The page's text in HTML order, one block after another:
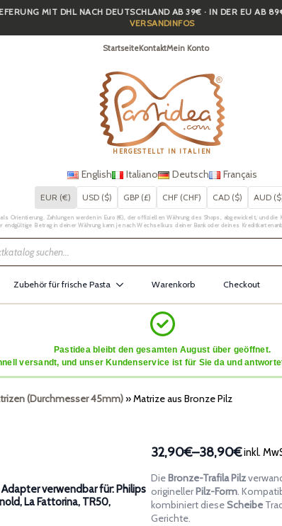
MIT DHL NACH DEUTSCHLAND AB 39€ · IN DER EU AB
VERSANDINFOS
StartseiteKontaktMein Konto
HERGESTELLT IN ITALIEN
English Italiano Deutsch Français
EUR (€) USD ($) GBP (£) CHF (CHF) CAD ($) AUD
Orientierung. Zahlungen werden in Euro (€), der offiziellen Währung des Shops, abgewickelt, und
endgültige Betrag in deiner Währung kann je nach Wechselkurs deiner Bank oder deines
Zubehör für frische Pasta Warenkorb Checkout
Pastidea bleibt den gesamten August über geöffnet.
versandt, und unser Kundenservice ist für Sie da und
(Durchmesser 45mm)»Matrize aus Bronze Pilz
verwendbar für: Philips
La Fattorina, TR50,
32,90€–38,90€
Preisspanne:
32,90€
bis
38,90€
inkl.
DieBronze-Trafila Pilz
originellerPilz-Form.
kombiniert dieseScheibe
Gerichte.